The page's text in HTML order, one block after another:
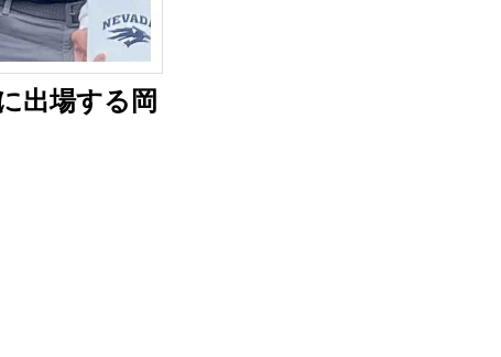
出場する岡